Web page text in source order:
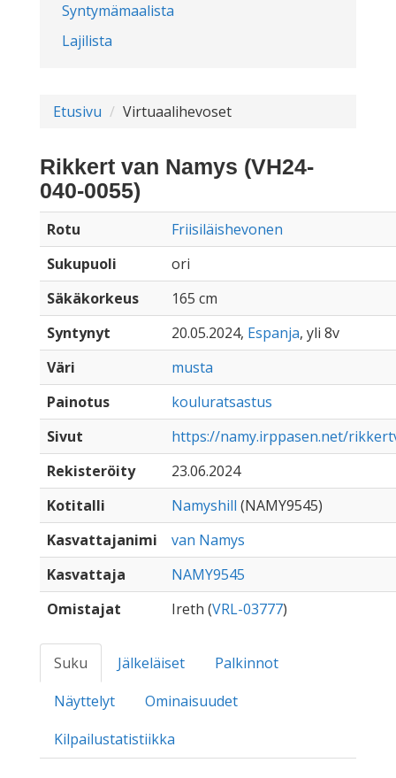
Syntymämaalista
Lajilista
Etusivu Virtuaalihevoset
Rikkert van Namys (VH24-
040-0055)
Rotu
Friisiläishevonen
Sukupuoli
ori
Säkäkorkeus
165 cm
Syntynyt
20.05.2024, Espanja, yli 8v
Väri
musta
Painotus
kouluratsastus
Sivut
https://namy.irppasen.net/
Rekisteröity
23.06.2024
Kotitalli
Namyshill (NAMY9545)
Kasvattajanimi
van Namys
Kasvattaja
NAMY9545
Omistajat
Ireth (VRL-03777)
Suku Jälkeläiset
Palkinnot
Näyttelyt
Ominaisuudet
Kilpailustatistiikka